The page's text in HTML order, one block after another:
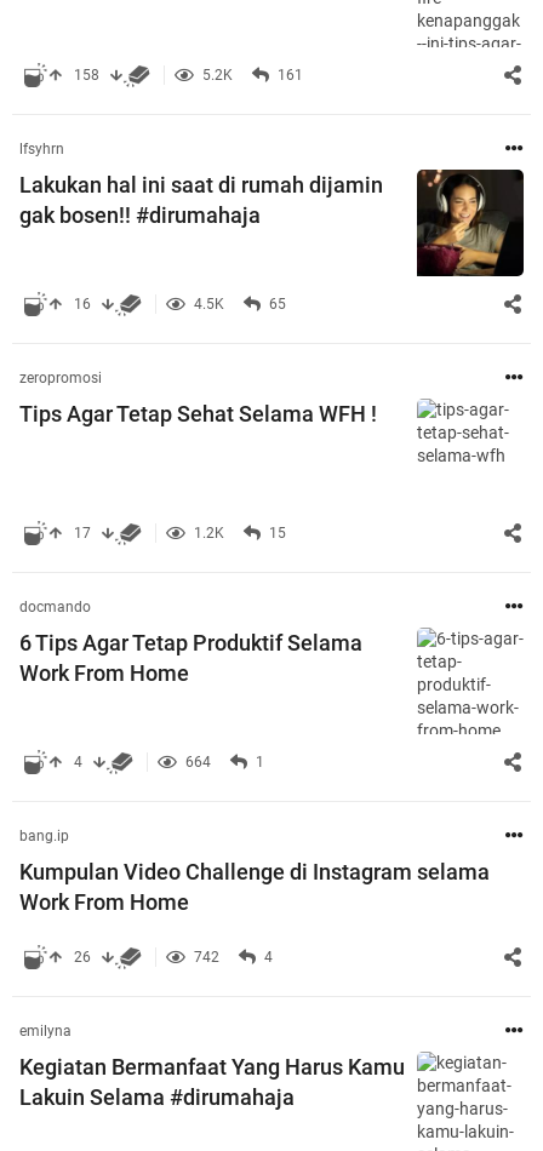
158 5.2K 161
lfsyhrn
Lakukan hal ini saat di rumah dijamin
gak bosen!! #dirumahaja
16 4.5K 65
zeropromosi
Tips Agar Tetap Sehat Selama WFH !
17 1.2K 15
docmando
6 Tips Agar Tetap Produktif Selama
Work From Home
4 664 1
bang.ip
Kumpulan Video Challenge di Instagram selama
Work From Home
26 742 4
emilyna
Kegiatan Bermanfaat Yang Harus Kamu
Lakuin Selama #dirumahaja